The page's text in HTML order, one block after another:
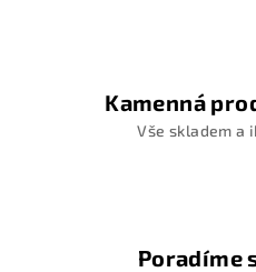
Kamenná
Vše skladem a
Poradíme